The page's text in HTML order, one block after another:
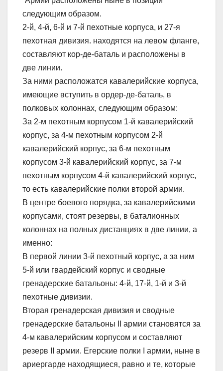
следующим образом.
2-й, 4-й, 6-й и 7-й пехотные корпуса, и 27-я
пехотная дивизия. находятся на левом фланге,
составляют кор-де-баталь и расположены в
две линии.
За ними расположатся кавалерийские корпуса,
имеющие вступить в ордер-де-баталь, в
полковых колоннах, следующим образом:
За 2-м пехотным корпусом 1-й кавалерийский
корпус, за 4-м пехотным корпусом 2-й
кавалерийский корпус, за 6-м пехотным
корпусом 3-й кавалерийский корпус, за 7-м
пехотным корпусом 4-й кавалерийский корпус,
то есть кавалерийские полки второй армии.
В центре боевого порядка, за кавалерийскими
корпусами, стоят резервы, в баталионных
колоннах на полных дистанциях в две линии, а
именно:
В первой линии 3-й пехотный корпус, а за ним
5-й или гвардейский корпус и сводные
гренадерские батальоны: 4-й, 17-й, 1-й и 3-й
пехотные дивизии.
Вторая гренадерская дивизия и сводные
гренадерские батальоны II армии становятся за
4-м кавалерийским корпусом и составляют
резерв II армии. Егерские полки I армии, ныне в
ариергарде находящиеся, равно и те, которые